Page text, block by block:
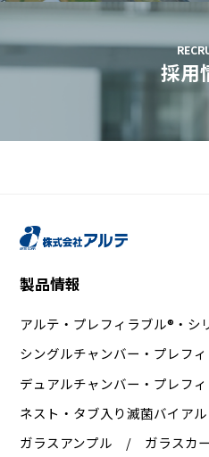
採用
製品情報
アルテ・プレフィラブル®・シ
シングルチャンバー・プレフ
デュアルチャンバー・プレフ
ネスト・タブ入り滅菌バイアル
ガラスアンプル / ガラスカ